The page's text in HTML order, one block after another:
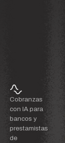
Cobranzas
con IA para
bancos y
prestamistas
de